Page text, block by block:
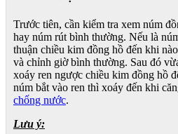
Trước tiên, cần kiểm tra xem núm
hay núm rút bình thường. Nếu là
thuận chiều kim đồng hồ đến khi
và chỉnh giờ bình thường. Sau đó
xoáy ren ngược chiều kim đồng hồ
núm bắt vào ren thì xoáy đến khi
chống nước.
Lưu ý: